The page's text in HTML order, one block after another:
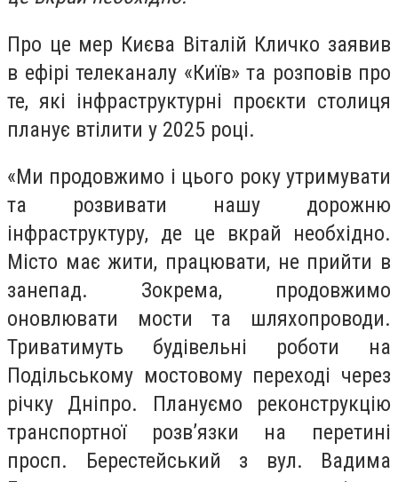
Про це мер Києва Віталій Кличко заявив
в ефірі телеканалу «Київ» та розповів про
те, які інфраструктурні проєкти столиця
планує втілити у 2025 році.
«Ми продовжимо і цього року утримувати
та розвивати нашу дорожню
інфраструктуру, де це вкрай необхідно.
Місто має жити, працювати, не прийти в
занепад. Зокрема, продовжимо
оновлювати мости та шляхопроводи.
Триватимуть будівельні роботи на
Подільському мостовому переході через
річку Дніпро. Плануємо реконструкцію
транспортної розв’язки на перетині
просп. Берестейський з вул. Вадима